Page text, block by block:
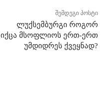
შემდეგი პოსტი
ლუქსემბურგი როგორ
იქცა მსოფლიოს ერთ-ერთ
უმდიდრეს ქვეყნად?